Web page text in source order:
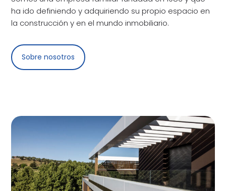
ha ido definiendo y adquiriendo su propio espacio en
la construcción y en el mundo inmobiliario.
Sobre nosotros